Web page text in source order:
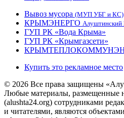
Вывоз мусора (МУП УБГ и КС)
КРЫМЭНЕРГО
ГУП РК «Вода Крыма»
ГУП РК «Крымгазсети»
Купить это рекламное место
© 2026 Все права защищены
Любые материалы, размещенные
(alushta24.org) сотрудниками
и читателями, являются